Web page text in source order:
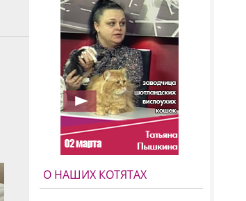
О НАШИХ КОТЯТАХ